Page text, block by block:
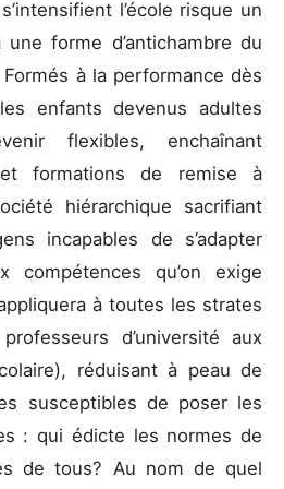
l’école risque un
forme d’antichambre du
à la performance dès
enfants devenus adultes
flexibles, enchaînant
formations de remise à
hiérarchique sacrifiant
incapables de s’adapter
compétences qu’on exige
à toutes les strates
d’université aux
réduisant à peau de
susceptibles de poser les
: qui édicte les normes de
de tous? Au nom de quel